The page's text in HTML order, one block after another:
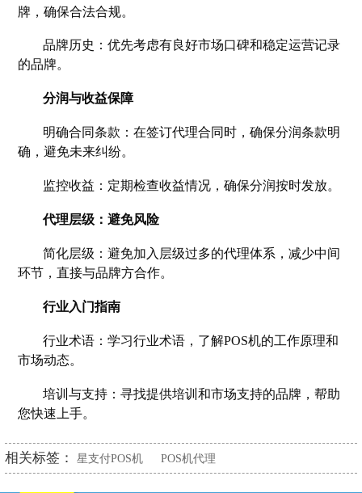
牌，确保合法合规。
品牌历史：优先考虑有良好市场口碑和稳定运营记录
的品牌。
分润与收益保障
明确合同条款：在签订代理合同时，确保分润条款明
确，避免未来纠纷。
监控收益：定期检查收益情况，确保分润按时发放。
代理层级：避免风险
简化层级：避免加入层级过多的代理体系，减少中间
环节，直接与品牌方合作。
行业入门指南
行业术语：学习行业术语，了解POS机的工作原理和
市场动态。
培训与支持：寻找提供培训和市场支持的品牌，帮助
您快速上手。
相关标签： 星支付POS机 POS机代理